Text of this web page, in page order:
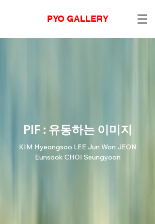
PYO GALLERY
PIF : 유동하는 이미지
KIM Hyeongsoo LEE Jun Won JEON
Eunsook CHOI Seungyoon